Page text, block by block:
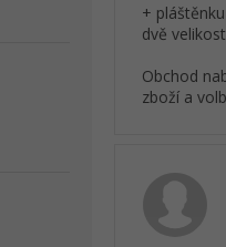
+
dvě
Obchod
zboží a